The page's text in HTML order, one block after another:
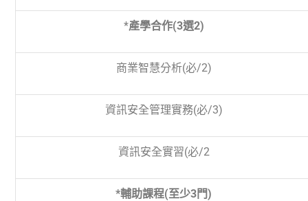
*產學合作(3選2)
商業智慧分析(必/2)
資訊安全管理實務(必/3)
資訊安全實習(必/2
*輔助課程(至少3門)